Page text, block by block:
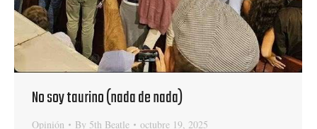
No soy taurino (nada de nada)
Opinión By 5th Beatle octubre 19, 2025